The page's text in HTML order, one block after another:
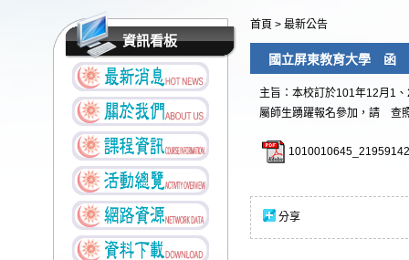
資訊看板
首頁 > 最新公告
國立屏東教育大學 函
主旨：本校訂於101年12月1
屬師生踴躍報名參加，請 查
分享